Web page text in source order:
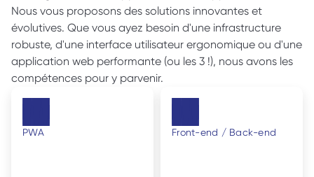
Nous vous proposons des solutions innovantes et
évolutives. Que vous ayez besoin d'une infrastructure
robuste, d'une interface utilisateur ergonomique ou d'une
application web performante (ou les 3 !), nous avons les
compétences pour y parvenir.
PWA Front-end / Back-end